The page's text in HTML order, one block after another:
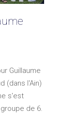
Guillaume
(dans l'Ain)
s'est
de 6.